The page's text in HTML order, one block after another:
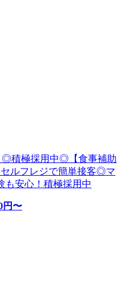
◎積極採用中◎【食事補助
ルフレジで簡単接客◎マ
も安心！積極採用中
円〜